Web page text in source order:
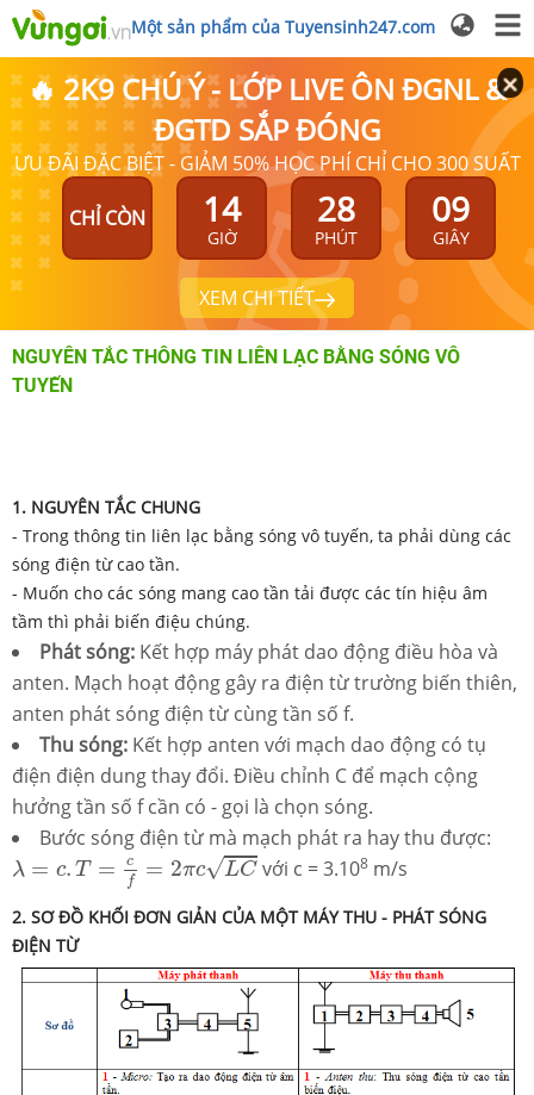
Một sản phẩm của Tuyensinh247.com
🔥 2K9 CHÚ Ý - LỚP LIVE ÔN ĐGNL &
ĐGTD SẮP ĐÓNG
ƯU ĐÃI ĐẶC BIỆT - GIẢM 50% HỌC PHÍ CHỈ CHO 300 SUẤT
CHỈ CÒN 14
GIỜ
28
PHÚT
08
GIÂY
XEM CHI TIẾT
NGUYÊN TẮC THÔNG TIN LIÊN LẠC BẰNG SÓNG VÔ
TUYẾN
1. NGUYÊN TẮC CHUNG
- Trong thông tin liên lạc bằng sóng vô tuyến, ta phải dùng các
sóng điện từ cao tần.
- Muốn cho các sóng mang cao tần tải được các tín hiệu âm
tầm thì phải biến điệu chúng.
Phát sóng: Kết hợp máy phát dao động điều hòa và
anten. Mạch hoạt động gây ra điện từ trường biến thiên,
anten phát sóng điện từ cùng tần số f.
Thu sóng: Kết hợp anten với mạch dao động có tụ
điện điện dung thay đổi. Điều chỉnh C để mạch cộng
hưởng tần số f cần có - gọi là chọn sóng.
Bước sóng điện từ mà mạch phát ra hay thu được:
λ = c. T =
c
f
= 2πc√LC
λ c.T=cf=2πcLC với c = 3.108m/s
2. SƠ ĐỒ KHỐI ĐƠN GIẢN CỦA MỘT MÁY THU - PHÁT SÓNG
ĐIỆN TỪ